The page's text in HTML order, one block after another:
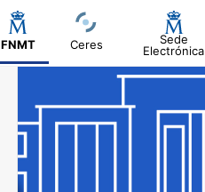
FNMT Ceres
Sede
Electrónica
Mostrar/Ocultar